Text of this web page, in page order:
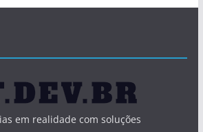
em realidade com soluções